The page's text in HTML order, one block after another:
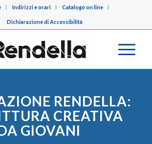
Indirizzi e orari Catalogo on line
Dichiarazione di Accessibilità
RENDELLA:
CREATIVA
GIOVANI